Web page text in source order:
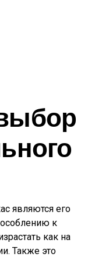
являются его
к
как на
Также это